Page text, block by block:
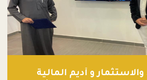
و أديم المالية